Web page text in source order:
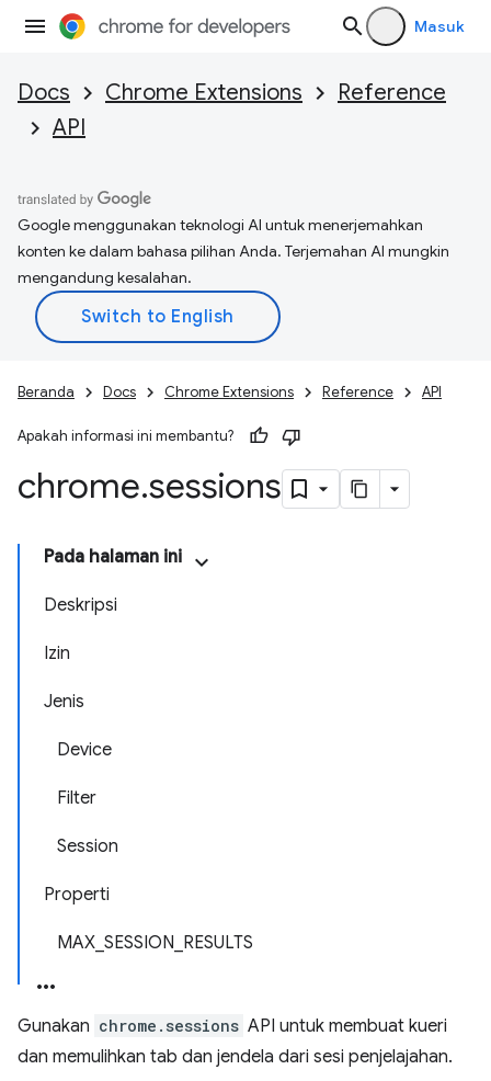
Masuk
Docs Chrome Extensions
Reference
API
Google menggunakan teknologi AI untuk menerjemahkan
konten ke dalam bahasa pilihan Anda. Terjemahan AI mungkin
mengandung kesalahan.
Beranda Docs Chrome Extensions Reference API
Apakah informasi ini membantu?
chrome.sessions
Pada halaman ini
Deskripsi
Izin
Jenis
Device
Filter
Session
Properti
MAX_SESSION_RESULTS
Gunakan chrome.sessions API untuk membuat kueri
dan memulihkan tab dan jendela dari sesi penjelajahan.